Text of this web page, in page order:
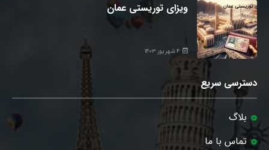
ویزای توریستی عمان
۴ شهریور ۱۴۰۳
دسترسی سریع
بلاگ
تماس با ما